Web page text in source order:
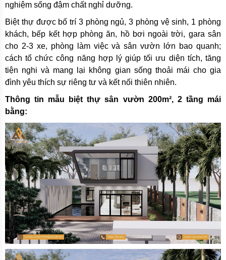
nghiệm sống đậm chất nghỉ dưỡng.
Biệt thự được bố trí 3 phòng ngủ, 3 phòng vệ sinh, 1 phòng
khách, bếp kết hợp phòng ăn, hồ bơi ngoài trời, gara sân
cho 2-3 xe, phòng làm việc và sân vườn lớn bao quanh;
cách tổ chức công năng hợp lý giúp tối ưu diện tích, tăng
tiện nghi và mang lại không gian sống thoải mái cho gia
đình yêu thích sự riêng tư và kết nối thiên nhiên.
Thông tin mẫu biệt thự sân vườn 200m², 2 tầng mái
bằng: